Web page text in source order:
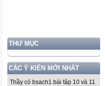
THƯ MỤC
CÁC Ý KIẾN MỚI NHẤT
Thầy có bsach1 bài tập 10 và 11